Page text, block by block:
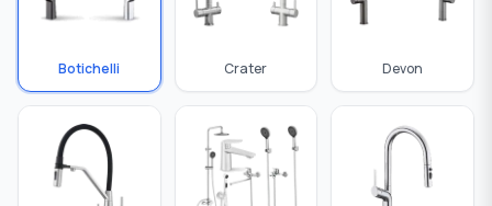
Botichelli Crater Devon